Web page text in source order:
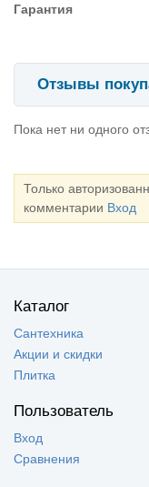
Гарантия
Отзывы
Пока нет ни одного
Только
комментарии Вход
Каталог
Сантехника
Акции и скидки
Плитка
Пользователь
Вход
Сравнения